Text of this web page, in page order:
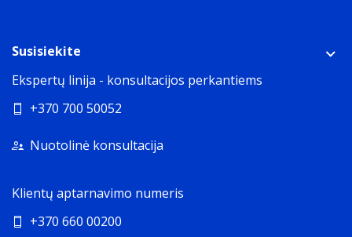
Susisiekite
Ekspertų linija - konsultacijos perkantiems
+370 700 50052
Nuotolinė konsultacija
Klientų aptarnavimo numeris
+370 660 00200